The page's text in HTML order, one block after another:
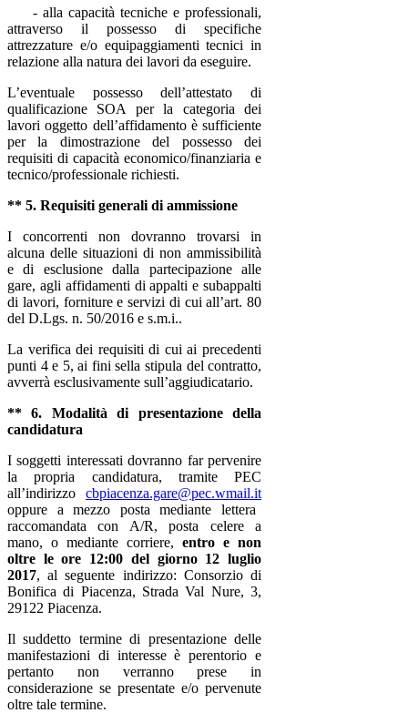
- alla capacità tecniche e professionali,
attraverso il possesso di specifiche
attrezzature e/o equipaggiamenti tecnici in
relazione alla natura dei lavori da eseguire.
L’eventuale possesso dell’attestato di
qualificazione SOA per la categoria dei
lavori oggetto dell’affidamento è sufficiente
per la dimostrazione del possesso dei
requisiti di capacità economico/finanziaria e
tecnico/professionale richiesti.
** 5. Requisiti generali di ammissione
I concorrenti non dovranno trovarsi in
alcuna delle situazioni di non ammissibilità
e di esclusione dalla partecipazione alle
gare, agli affidamenti di appalti e subappalti
di lavori, forniture e servizi di cui all’art. 80
del D.Lgs. n. 50/2016 e s.m.i..
La verifica dei requisiti di cui ai precedenti
punti 4 e 5, ai fini sella stipula del contratto,
avverrà esclusivamente sull’aggiudicatario.
** 6. Modalità di presentazione della
candidatura
I soggetti interessati dovranno far pervenire
la propria candidatura, tramite PEC
all’indirizzocbpiacenza.gare@pec.wmail.it
oppure a mezzo posta mediante lettera
raccomandata con A/R, posta celere a
mano, o mediante corriere,entro e non
oltre le ore 12:00 del giorno 12 luglio
2017, al seguente indirizzo: Consorzio di
Bonifica di Piacenza, Strada Val Nure, 3,
29122 Piacenza.
Il suddetto termine di presentazione delle
manifestazioni di interesse è perentorio e
pertanto non verranno prese in
considerazione se presentate e/o pervenute
oltre tale termine.